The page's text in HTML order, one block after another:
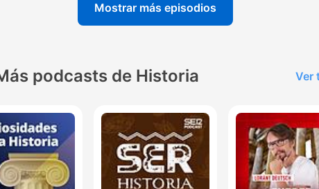
Mostrar más episodios
podcasts de Historia Ver